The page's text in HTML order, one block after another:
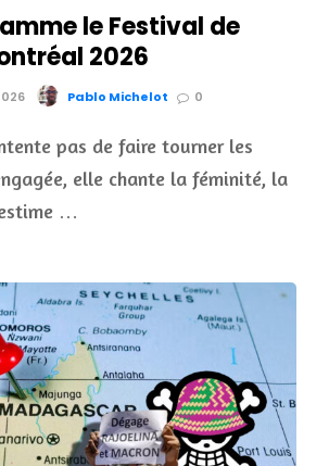
le Festival de
2026
Pablo Michelot 0
pas de faire tourner les
elle chante la féminité, la
…